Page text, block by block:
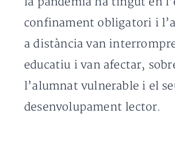
confinament obligatori i
a distància van
educatiu i van afectar,
l’alumnat vulnerable i el
desenvolupament lector.